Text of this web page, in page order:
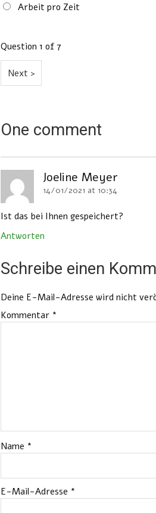
Arbeit pro Zeit
Question 1 of 7
One comment
Joeline Meyer
14/01/2021 at 10:34
Ist das bei Ihnen gespeichert?
Antworten
Schreibe einen
Deine E-Mail-Adresse wird nicht
Kommentar *
Name *
E-Mail-Adresse *